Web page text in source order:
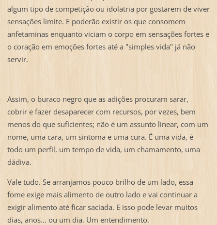
algum tipo de competição ou idolatria por gostarem de viver
sensações limite. E poderão existir os que consomem
anfetaminas enquanto viciam o corpo em sensações fortes e
o coração em emoções fortes até a "simples vida" já não
servir.
Assim, o buraco negro que as adições procuram sarar,
cobrir e fazer desaparecer com recursos, por vezes, bem
menos do que suficientes; não é um assunto linear, com um
nome, uma cara, um sintoma e uma cura. É uma vida, é
todo um perfil, um tempo de vida, um chamamento, uma
dádiva.
Vale tudo. Se arranjamos pouco brilho de um lado, essa
fome exige mais alimento de outro lado e vai continuar a
exigir alimento até ficar saciada. E isso pode levar muitos
dias, anos... ou um dia. Um entendimento.